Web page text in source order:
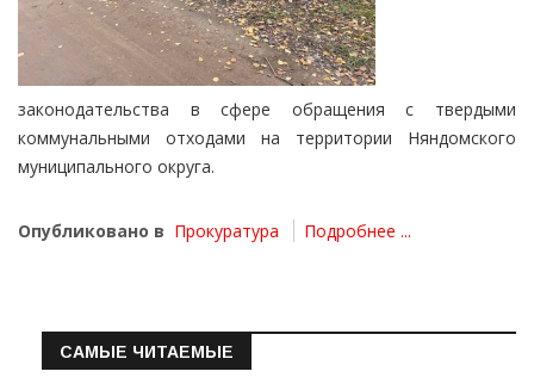
законодательства в сфере обращения с твердыми
коммунальными отходами на территории Няндомского
муниципального округа.
Опубликовано в Прокуратура Подробнее ...
САМЫЕ ЧИТАЕМЫЕ